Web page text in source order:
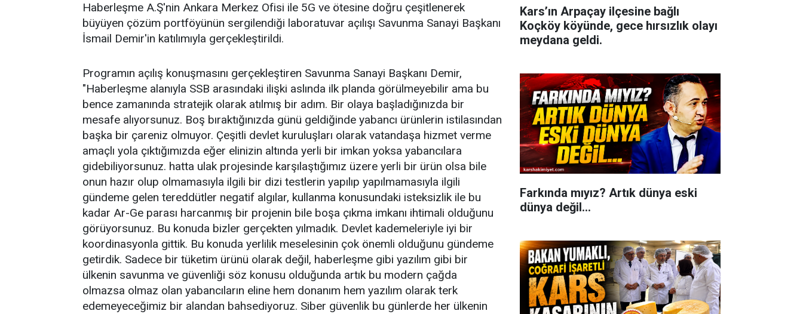
Haberleşme A.Ş'nin Ankara Merkez Ofisi ile 5G ve ötesine doğru çeşitlenerek
büyüyen çözüm portföyünün sergilendiği laboratuvar açılışı Savunma Sanayi Başkanı
İsmail Demir'in katılımıyla gerçekleştirildi.
Programın açılış konuşmasını gerçekleştiren Savunma Sanayi Başkanı Demir,
"Haberleşme alanıyla SSB arasındaki ilişki aslında ilk planda görülmeyebilir ama bu
bence zamanında stratejik olarak atılmış bir adım. Bir olaya başladığınızda bir
mesafe alıyorsunuz. Boş bıraktığınızda günü geldiğinde yabancı ürünlerin istilasından
başka bir çareniz olmuyor. Çeşitli devlet kuruluşları olarak vatandaşa hizmet verme
amaçlı yola çıktığımızda eğer elinizin altında yerli bir imkan yoksa yabancılara
gidebiliyorsunuz. hatta ulak projesinde karşılaştığımız üzere yerli bir ürün olsa bile
onun hazır olup olmamasıyla ilgili bir dizi testlerin yapılıp yapılmamasıyla ilgili
gündeme gelen tereddütler negatif algılar, kullanma konusundaki isteksizlik ile bu
kadar Ar-Ge parası harcanmış bir projenin bile boşa çıkma imkanı ihtimali olduğunu
görüyorsunuz. Bu konuda bizler gerçekten yılmadık. Devlet kademeleriyle iyi bir
koordinasyonla gittik. Bu konuda yerlilik meselesinin çok önemli olduğunu gündeme
getirdik. Sadece bir tüketim ürünü olarak değil, haberleşme gibi yazılım gibi bir
ülkenin savunma ve güvenliği söz konusu olduğunda artık bu modern çağda
olmazsa olmaz olan yabancıların eline hem donanım hem yazılım olarak terk
edemeyeceğimiz bir alandan bahsediyoruz. Siber güvenlik bu günlerde her ülkenin
Kars’ın Arpaçay ilçesine bağlı
Koçköy köyünde, gece hırsızlık olayı
meydana geldi.
Farkında mıyız? Artık dünya eski
dünya değil...